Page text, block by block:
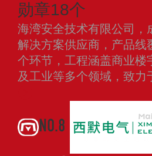
勋章18个
海湾安全技术有限公司，
解决方案供应商，产品线
个环节，工程涵盖商业楼
及工业等多个领域，致
NO.8